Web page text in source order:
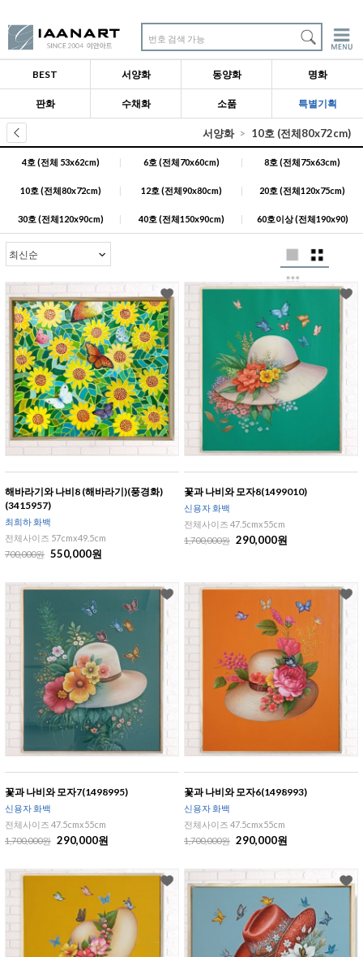
번호 검색 가능
BEST 서양화 동양화 명화
판화 수채화 소품 특별기획
서양화 10호 (전체80x72cm)
4호 (전체 53x62cm) | 6호 (전체70x60cm) | 8호 (전체75x63cm)
10호 (전체80x72cm) | 12호 (전체90x80cm) | 20호 (전체120x75cm)
30호 (전체120x90cm) | 40호 (전체150x90cm) | 60호이상 (전체190x90)
해바라기와 나비8 (해바라기)(풍경화)
(3415957)
최희하 화백
전체사이즈 57cmx49.5cm
700,000원 550,000원
꽃과 나비와 모자8(1499010)
신용자 화백
전체사이즈 47.5cmx55cm
1,700,000원 290,000원
꽃과 나비와 모자7(1498995)
신용자 화백
전체사이즈 47.5cmx55cm
1,700,000원 290,000원
꽃과 나비와 모자6(1498993)
신용자 화백
전체사이즈 47.5cmx55cm
1,700,000원 290,000원